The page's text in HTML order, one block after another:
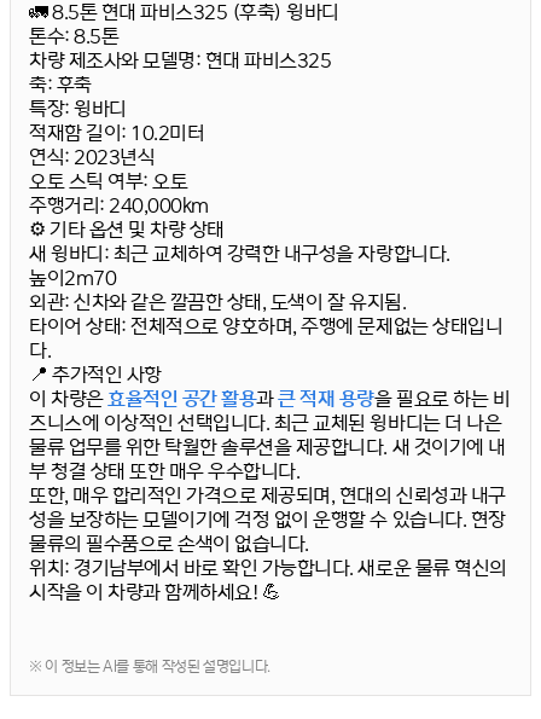
🚛 8.5톤 현대 파비스325 (후축) 윙바디
톤수: 8.5톤
차량 제조사와 모델명: 현대 파비스325
축: 후축
특장: 윙바디
적재함 길이 : 10.2미터
연식: 2023년식
오토 스틱 여부: 오토
주행거리 : 240,000km
⚙️ 기타 옵션 및 차량 상태
새 윙바디 : 최근 교체하여 강력한 내구성을 자랑합니다.
높이2m70
외관: 신차와 같은 깔끔한 상태, 도색이 잘 유지됨.
타이어 상태: 전체적으로 양호하며, 주행에 문제없는 상태입니
다.
📍 추가적인 사항
이 차량은 효율적인 공간 활용과큰 적재 용량을 필요로 하는 비
즈니스에 이상적인 선택입니다. 최근 교체된 윙바디는 더 나은
물류 업무를 위한 탁월한 솔루션을 제공합니다. 새 것이기에 내
부 청결 상태 또한 매우 우수합니다.
또한, 매우 합리적인 가격으로 제공되며, 현대의 신뢰성과 내구
성을 보장하는 모델이기에 걱정 없이 운행할 수 있습니다. 현장
물류의 필수품으로 손색이 없습니다.
위치 : 경기남부에서 바로 확인 가능합니다. 새로운 물류 혁신의
시작을 이 차량과 함께하세요! 💪
※ 이 정보는 AI를 통해 작성된 설명입니다.